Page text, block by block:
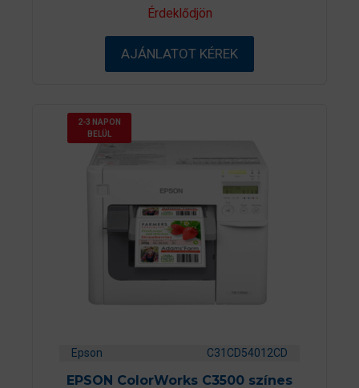
0
a
-
ő
Érdeklődjön
AJÁNLATOT KÉREK
2-3 NAPON
BELÜL
Epson C31CD54012CD
EPSON ColorWorks C3500 színes